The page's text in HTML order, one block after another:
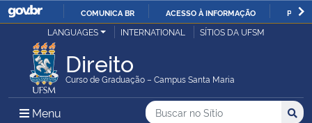
IR
COMUNICA BR ACESSO À INFORMAÇÃO
Ministério da Justiça e Segurança Pública
Ministério da Defesa
LANGUAGES INTERNATIONAL SÍTIOS DA UFSM
Direito
Curso de Graduação – Campus Santa Maria
Menu Menu Principal do Sítio
Busca
Buscar no no Sítio
Busca: